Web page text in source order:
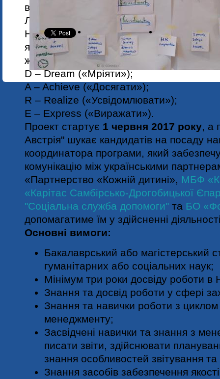
відбуватиметься у дев’яти регіонах,
Львівській та Харківській областях
Назва програми є скороченням
які найкраще відображають її
життя дітей через освіту та соціальні
D – Dream («Мріяти»);
A – Achieve («Досягати»);
R – Realize («Усвідомлювати»);
E – Express («Виражати»).
Проект стартує 1 червня 2017 року, а
Австрія" шукає кандидатів на посаду
координатора програми, який
комунікацію між українськими
«Партнерство «Кожній дитині», МБФ
«Карітас Самбірсько-Дрогобицької
"Соціальна служба допомоги" та БО
допомагатиме їм у здійсненні
Основні вимоги:
Бакалаврський або магістерський
гуманітарних або соціальних наук;
Мінімум три роки досвіду роботи в
Знання та досвід роботи у сфері
Знання та навички роботи з циклом
менеджменту;
Засвідчені навички та знання з
писати звіти, здійснювати
знання особливостей звітування
Знання засобів забезпечення